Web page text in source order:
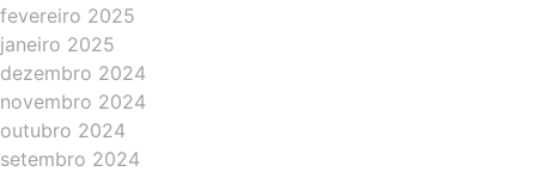
fevereiro 2025
janeiro 2025
dezembro 2024
novembro 2024
outubro 2024
setembro 2024